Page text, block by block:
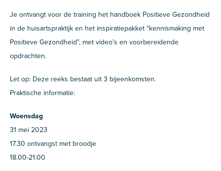
Je ontvangt voor de training het handboek Positieve Gezondheid
in de huisartspraktijk en het inspiratiepakket “kennismaking met
Positieve Gezondheid”, met video’s en voorbereidende
opdrachten.
Let op: Deze reeks bestaat uit 3 bijeenkomsten.
Praktische informatie:
Woensdag
31 mei 2023
17.30 ontvangst met broodje
18.00-21.00